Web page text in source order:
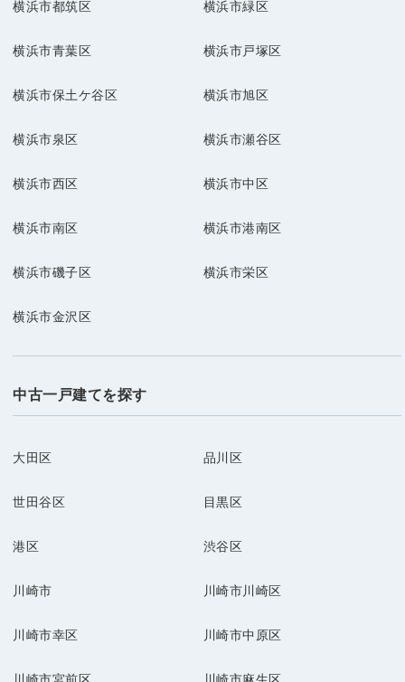
横浜市都筑区 横浜市緑区
横浜市青葉区 横浜市戸塚区
横浜市保土ケ谷区 横浜市旭区
横浜市泉区 横浜市瀬谷区
横浜市西区 横浜市中区
横浜市南区 横浜市港南区
横浜市磯子区 横浜市栄区
横浜市金沢区
中古一戸建てを探す
大田区 品川区
世田谷区 目黒区
港区 渋谷区
川崎市 川崎市川崎区
川崎市幸区 川崎市中原区